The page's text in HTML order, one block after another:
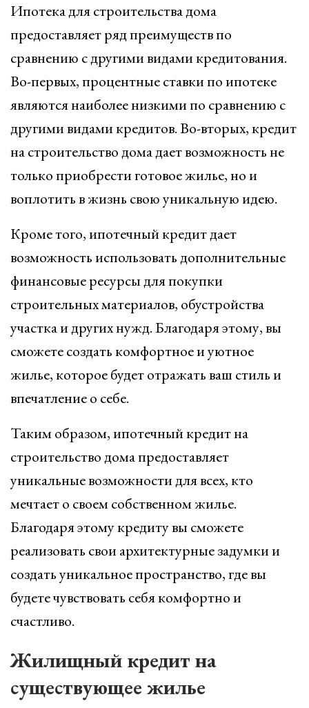
Ипотека для строительства дома
предоставляет ряд преимуществ по
сравнению с другими видами кредитования.
Во-первых, процентные ставки по ипотеке
являются наиболее низкими по сравнению с
другими видами кредитов. Во-вторых, кредит
на строительство дома дает возможность не
только приобрести готовое жилье, но и
воплотить в жизнь свою уникальную идею.
Кроме того, ипотечный кредит дает
возможность использовать дополнительные
финансовые ресурсы для покупки
строительных материалов, обустройства
участка и других нужд. Благодаря этому, вы
сможете создать комфортное и уютное
жилье, которое будет отражать ваш стиль и
впечатление о себе.
Таким образом, ипотечный кредит на
строительство дома предоставляет
уникальные возможности для всех, кто
мечтает о своем собственном жилье.
Благодаря этому кредиту вы сможете
реализовать свои архитектурные задумки и
создать уникальное пространство, где вы
будете чувствовать себя комфортно и
счастливо.
Жилищный кредит на
существующее жилье